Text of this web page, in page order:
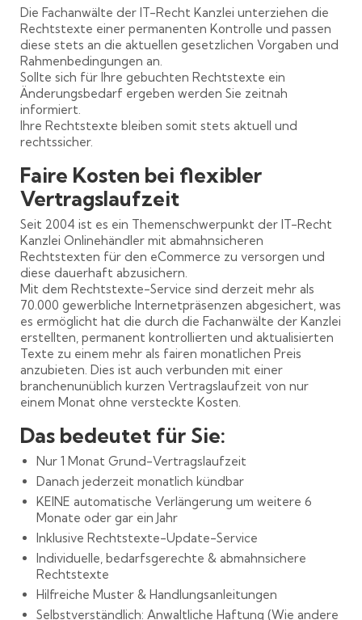
Die Fachanwälte der IT-Recht Kanzlei unterziehen die
Rechtstexte einer permanenten Kontrolle und passen
diese stets an die aktuellen gesetzlichen Vorgaben und
Rahmenbedingungen an.
Sollte sich für Ihre gebuchten Rechtstexte ein
Änderungsbedarf ergeben werden Sie zeitnah
informiert.
Ihre Rechtstexte bleiben somit stets aktuell und
rechtssicher.
Faire Kosten bei flexibler
Vertragslaufzeit
Seit 2004 ist es ein Themenschwerpunkt der IT-Recht
Kanzlei Onlinehändler mit abmahnsicheren
Rechtstexten für den eCommerce zu versorgen und
diese dauerhaft abzusichern.
Mit dem Rechtstexte-Service sind derzeit mehr als
70.000 gewerbliche Internetpräsenzen abgesichert, was
es ermöglicht hat die durch die Fachanwälte der Kanzlei
erstellten, permanent kontrollierten und aktualisierten
Texte zu einem mehr als fairen monatlichen Preis
anzubieten. Dies ist auch verbunden mit einer
branchenunüblich kurzen Vertragslaufzeit von nur
einem Monat ohne versteckte Kosten.
Das bedeutet für Sie:
Nur 1 Monat Grund-Vertragslaufzeit
Danach jederzeit monatlich kündbar
KEINE automatische Verlängerung um weitere 6
Monate oder gar ein Jahr
Inklusive Rechtstexte-Update-Service
Individuelle, bedarfsgerechte & abmahnsichere
Rechtstexte
Hilfreiche Muster & Handlungsanleitungen
Selbstverständlich: Anwaltliche Haftung (Wie andere